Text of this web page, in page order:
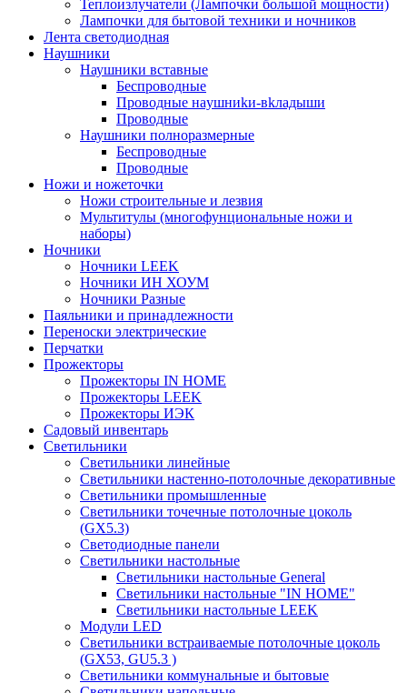
Теплоизлучатели (Лампочки большой мощности)
Лампочки для бытовой техники и ночников
Лента светодиодная
Наушники
Наушники вставные
Беспроводные
Пpoвoдныe нayшниkи-вkлaдыши
Проводные
Наушники полноразмерные
Беспроводные
Проводные
Ножи и ножеточки
Ножи строительные и лезвия
Мультитулы (многофунциональные ножи и
наборы)
Ночники
Ночники LEEK
Ночники ИН ХОУМ
Ночники Разные
Паяльники и принадлежности
Переноски электрические
Перчатки
Прожекторы
Прожекторы IN HOME
Прожекторы LEEK
Прожекторы ИЭК
Садовый инвентарь
Светильники
Светильники линейные
Светильники настенно-потолочные декоративные
Светильники промышленные
Светильники точечные потолочные цоколь
(GX5.3)
Светодиодные панели
Cветильники настольные
Светильники настольные General
Светильники настольные "IN HOME"
Светильники настольные LEEK
Модули LED
Светильники встраиваемые потолочные цоколь
(GX53, GU5.3 )
Светильники коммунальные и бытовые